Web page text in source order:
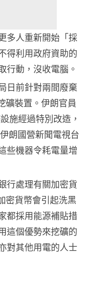
多人重新開始「採
得利用政府資助的
行動，沒收電腦。
日前針對兩間廢棄
礦裝置。伊朗官員
施經過特別改造，
朗國營新聞電視台
些機器令耗電量增
行處理有關加密貨
密貨幣會引起洗黑
都採用能源補貼措
這個優勢來挖礦的
對其他用電的人士